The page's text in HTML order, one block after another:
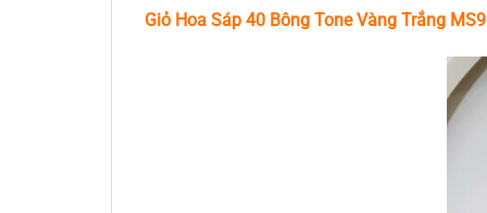
Giỏ Hoa Sáp 40 Bông Tone Vàng Trắng